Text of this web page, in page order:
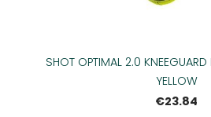
SHOT OPTIMAL 2.0
YELLOW
€23.84